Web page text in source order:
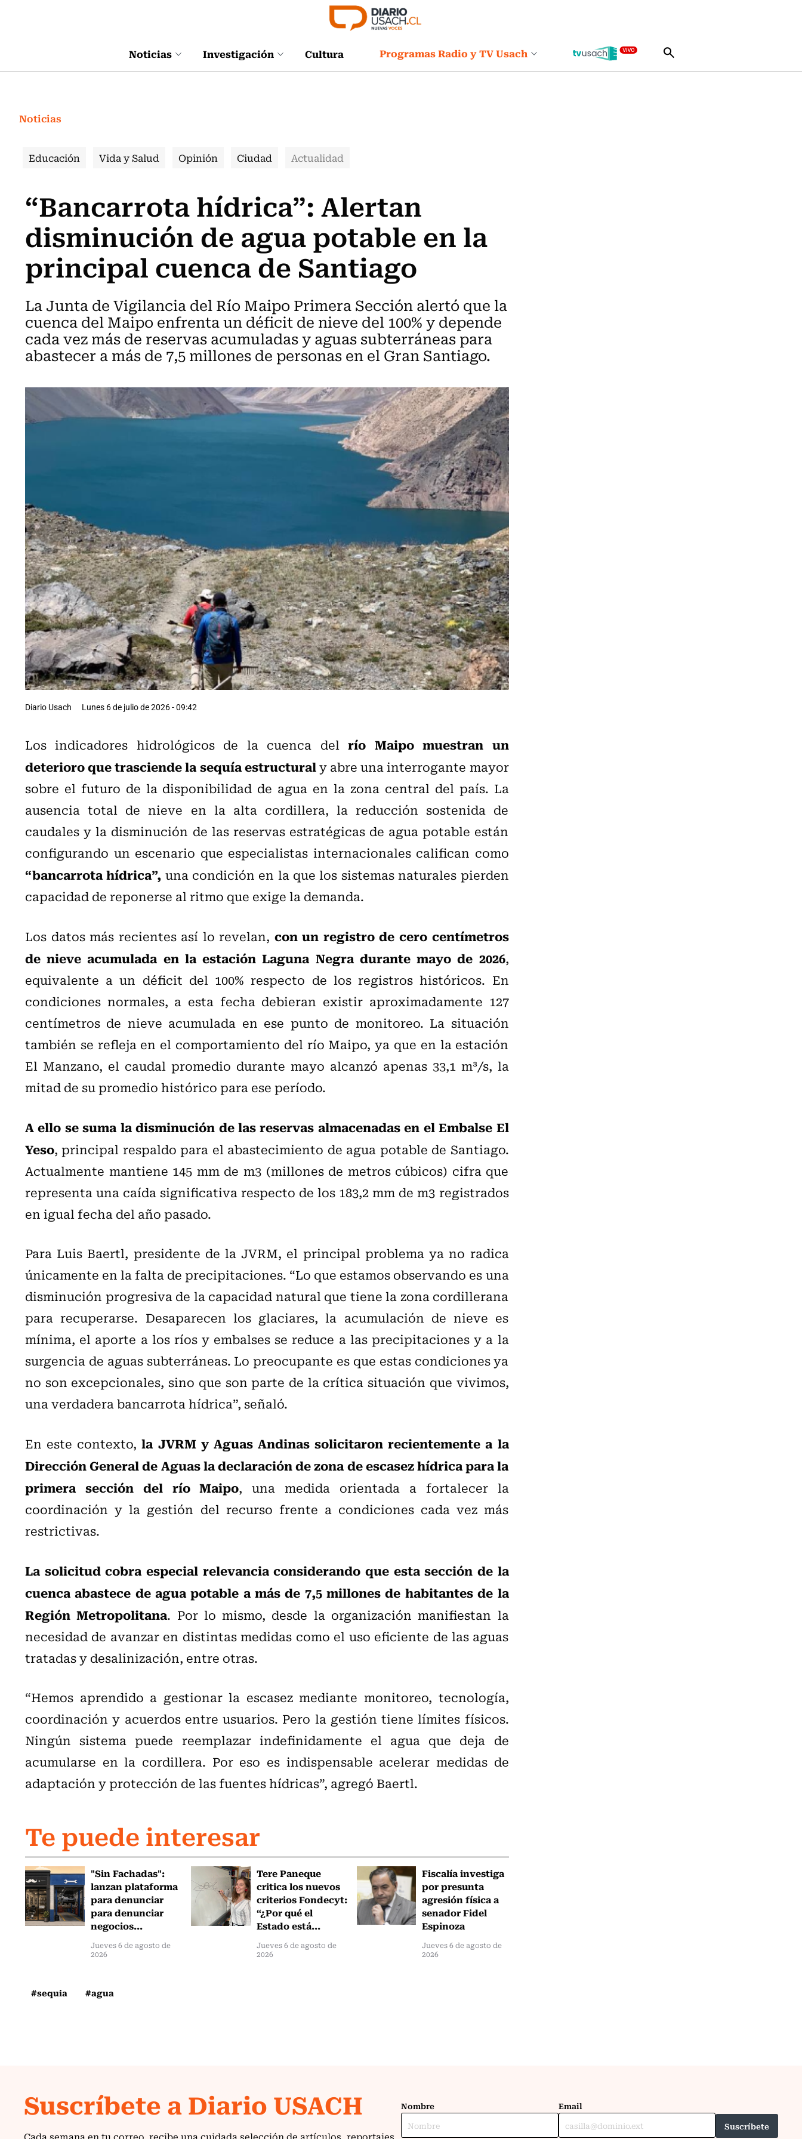
Noticias Investigación Cultura Programas Radio y TV Usach
Noticias
Educación Vida y Salud Opinión Ciudad Actualidad
“Bancarrota hídrica”: Alertan
disminución de agua potable en la
principal cuenca de Santiago
La Junta de Vigilancia del Río Maipo Primera Sección alertó que la
cuenca del Maipo enfrenta un déficit de nieve del 100% y depende
cada vez más de reservas acumuladas y aguas subterráneas para
abastecer a más de 7,5 millones de personas en el Gran Santiago.
Diario Usach Lunes 6 de julio de 2026 - 09:42
Los indicadores hidrológicos de la cuenca delrío Maipo muestran un
deterioro que trasciende la sequía estructuraly abre una interrogante mayor
sobre el futuro de la disponibilidad de agua en la zona central del país. La
ausencia total de nieve en la alta cordillera, la reducción sostenida de
caudales y la disminución de las reservas estratégicas de agua potable están
configurando un escenario que especialistas internacionales califican como
“bancarrota hídrica”, una condición en la que los sistemas naturales pierden
capacidad de reponerse al ritmo que exige la demanda.
Los datos más recientes así lo revelan, con un registro de cero centímetros
de nieve acumulada en la estación Laguna Negra durante mayo de 2026,
equivalente a un déficit del 100% respecto de los registros históricos. En
condiciones normales, a esta fecha debieran existir aproximadamente 127
centímetros de nieve acumulada en ese punto de monitoreo. La situación
también se refleja en el comportamiento del río Maipo, ya que en la estación
El Manzano, el caudal promedio durante mayo alcanzó apenas 33,1 m³/s, la
mitad de su promedio histórico para ese período.
A ello se suma la disminución de las reservas almacenadas en el Embalse El
Yeso, principal respaldo para el abastecimiento de agua potable de Santiago.
Actualmente mantiene 145 mm de m3 (millones de metros cúbicos) cifra que
representa una caída significativa respecto de los 183,2 mm de m3 registrados
en igual fecha del año pasado.
Para Luis Baertl, presidente de la JVRM, el principal problema ya no radica
únicamente en la falta de precipitaciones. “Lo que estamos observando es una
disminución progresiva de la capacidad natural que tiene la zona cordillerana
para recuperarse. Desaparecen los glaciares, la acumulación de nieve es
mínima, el aporte a los ríos y embalses se reduce a las precipitaciones y a la
surgencia de aguas subterráneas. Lo preocupante es que estas condiciones ya
no son excepcionales, sino que son parte de la crítica situación que vivimos,
una verdadera bancarrota hídrica”, señaló.
En este contexto,la JVRM y Aguas Andinas solicitaron recientemente a la
Dirección General de Aguas la declaración de zona de escasez hídrica para la
primera sección del río Maipo, una medida orientada a fortalecer la
coordinación y la gestión del recurso frente a condiciones cada vez más
restrictivas.
La solicitud cobra especial relevancia considerando que esta sección de la
cuenca abastece de agua potable a más de 7,5 millones de habitantes de la
Región Metropolitana. Por lo mismo, desde la organización manifiestan la
necesidad de avanzar en distintas medidas como el uso eficiente de las aguas
tratadas y desalinización, entre otras.
“Hemos aprendido a gestionar la escasez mediante monitoreo, tecnología,
coordinación y acuerdos entre usuarios. Pero la gestión tiene límites físicos.
Ningún sistema puede reemplazar indefinidamente el agua que deja de
acumularse en la cordillera. Por eso es indispensable acelerar medidas de
adaptación y protección de las fuentes hídricas”, agregó Baertl.
Te puede interesar
"Sin Fachadas":
lanzan plataforma
para denunciar
para denunciar
negocios...
Jueves 6 de agosto de
2026
Tere Paneque
critica los nuevos
criterios Fondecyt:
“¿Por qué el
Estado está...
Jueves 6 de agosto de
2026
Fiscalía investiga
por presunta
agresión física a
senador Fidel
Espinoza
Jueves 6 de agosto de
2026
#sequia #agua